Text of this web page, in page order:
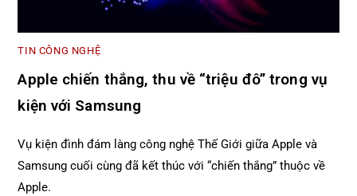
TIN CÔNG NGHỆ
Apple chiến thắng, thu về “triệu đô” trong vụ
kiện với Samsung
Vụ kiện đình đám làng công nghệ Thế Giới giữa Apple và
Samsung cuối cùng đã kết thúc với “chiến thắng” thuộc về
Apple.